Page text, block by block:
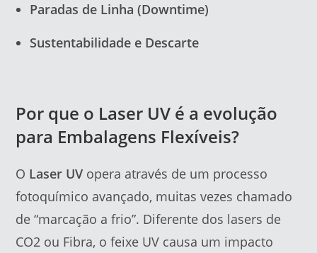
Paradas de Linha (Downtime)
Sustentabilidade e Descarte
Por que o Laser UV é a evolução
para Embalagens Flexíveis?
O Laser UV opera através de um processo
fotoquímico avançado, muitas vezes chamado
de “marcação a frio”. Diferente dos lasers de
CO2 ou Fibra, o feixe UV causa um impacto